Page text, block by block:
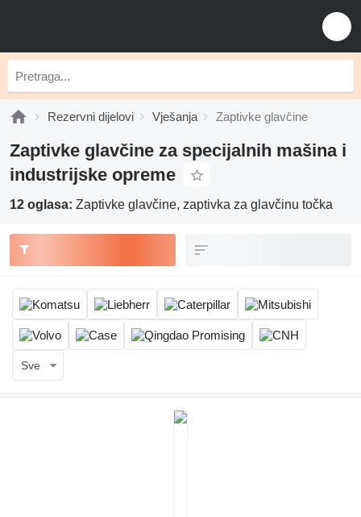
Rezervni dijelovi Vješanja Zaptivke glavčine
Zaptivke glavčine za specijalnih mašina i
industrijske opreme
12 oglasa: Zaptivke glavčine, zaptivka za glavčinu točka
Sve